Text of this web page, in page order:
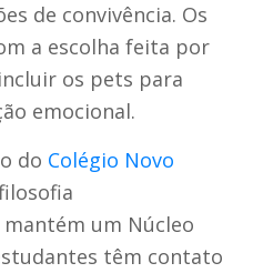
de convivência. Os
a escolha feita por
os pets para
emocional.
do Colégio Novo
um Núcleo
têm contato